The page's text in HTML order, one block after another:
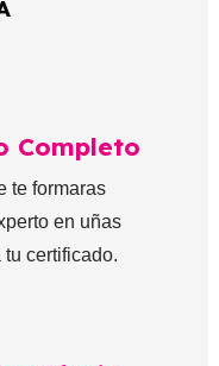
Completo
te formaras
en uñas
certificado.